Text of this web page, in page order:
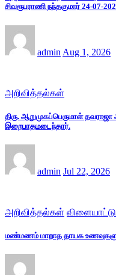
சிவரூபராணி நந்தகுமார் 24-07-
admin Aug 1, 2026
அறிவித்தல்கள்
திரு. ஆறுமுகப்பெருமாள்
இறைபாதமடைந்தார்.
admin Jul 22, 2026
அறிவித்தல்கள்
மண்மணம் மாறாத தாயக